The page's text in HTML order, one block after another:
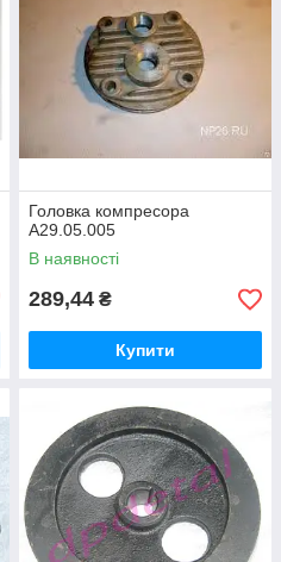
Головка компресора
А29.05.005
В наявності
289,44 ₴
Купити